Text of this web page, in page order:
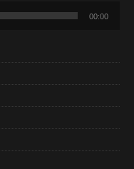
00:00